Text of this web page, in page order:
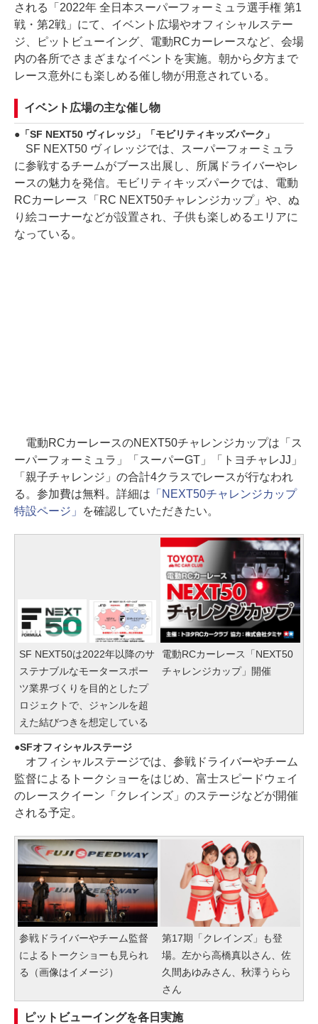
される「2022年 全日本スーパーフォーミュラ選手権 第1
戦・第2戦」にて、イベント広場やオフィシャルステー
ジ、ピットビューイング、電動RCカーレースなど、会場
内の各所でさまざまなイベントを実施。朝から夕方まで
レース意外にも楽しめる催し物が用意されている。
イベント広場の主な催し物
「SF NEXT50 ヴィレッジ」「モビリティキッズパーク」
SF NEXT50 ヴィレッジでは、スーパーフォーミュラ
に参戦するチームがブース出展し、所属ドライバーやレ
ースの魅力を発信。モビリティキッズパークでは、電動
RCカーレース「RC NEXT50チャレンジカップ」や、ぬ
り絵コーナーなどが設置され、子供も楽しめるエリアに
なっている。
電動RCカーレースのNEXT50チャレンジカップは「ス
ーパーフォーミュラ」「スーパーGT」「トヨチャレJJ」
「親子チャレンジ」の合計4クラスでレースが行なわれ
る。参加費は無料。詳細は 「NEXT50チャレンジカップ
特設ページ」
を確認していただきたい。
SF NEXT50は2022年以降のサ
ステナブルなモータースポー
ツ業界づくりを目的としたプ
ロジェクトで、ジャンルを超
えた結びつきを想定している
電動RCカーレース「NEXT50
チャレンジカップ」開催
SFオフィシャルステージ
オフィシャルステージでは、参戦ドライバーやチーム
監督によるトークショーをはじめ、富士スピードウェイ
のレースクイーン「クレインズ」のステージなどが開催
される予定。
参戦ドライバーやチーム監督
によるトークショーも見られ
る（画像はイメージ）
第17期「クレインズ」も登
場。左から高橋真以さん、佐
久間あゆみさん、秋澤うらら
さん
ピットビューイングを各日実施